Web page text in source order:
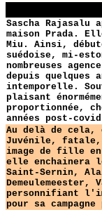
Sascha
maison Prada.
Miu. Ainsi,
suédoise, mi-
nombreuses
depuis quelques
intemporelle.
plaisant
proportionnée,
années post-
Au delà de cela,
Juvénile, fatale,
image de fille en
elle enchainera
Saint-Sernin,
personnifiant
pour sa